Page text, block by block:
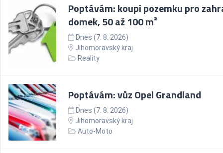
Poptávám: koupi pozemku pro
domek, 50 až 100 m²
Dnes (7. 8. 2026)
Jihomoravský kraj
Reality
Poptávám: vůz Opel Grandland
Dnes (7. 8. 2026)
Jihomoravský kraj
Auto-Moto